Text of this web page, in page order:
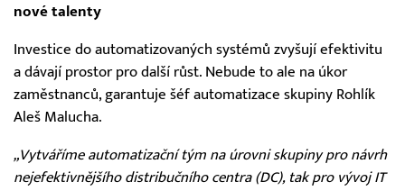
nové talenty
Investice do automatizovaných systémů zvyšují efektivitu
a dávají prostor pro další růst. Nebude to ale na úkor
zaměstnanců, garantuje šéf automatizace skupiny Rohlík
Aleš Malucha.
„Vytváříme automatizační tým na úrovni skupiny pro návrh
nejefektivnějšího distribučního centra (DC), tak pro vývoj IT